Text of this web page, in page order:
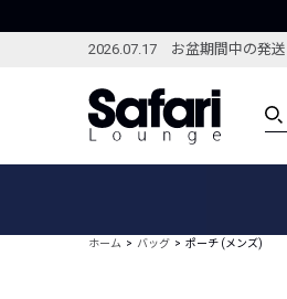
2026.07.17 お盆期間中の発
ブランドから探す
ホーム バッグ ポーチ (メンズ)